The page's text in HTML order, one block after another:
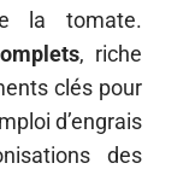
la tomate.
, riche
clés pour
d’engrais
des